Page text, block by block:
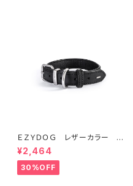
ＥＺＹＤＯＧ レザーカラー S
(全2色)
¥2,464
30%OFF